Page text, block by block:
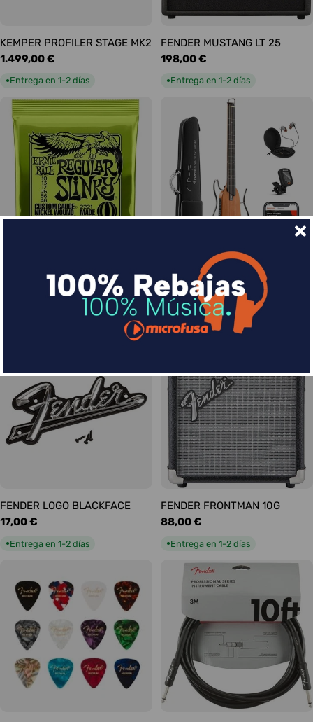
KEMPER PROFILER STAGE MK2
Precio
habitual
1.499,00 €
●Entrega en 1-2 días
FENDER MUSTANG LT 25
Precio
habitual
198,00 €
●Entrega en 1-2 días
Slinky Regular 10-46
DONNER HUSH-I Silent Guitar
Caoba
Precio
habitual
339,00 €
Entrega en 1-2 días
FENDER LOGO BLACKFACE
Precio
17,00 €
●Entrega en 1-2 días
FENDER FRONTMAN 10G
Precio
88,00 €
●Entrega en 1-2 días